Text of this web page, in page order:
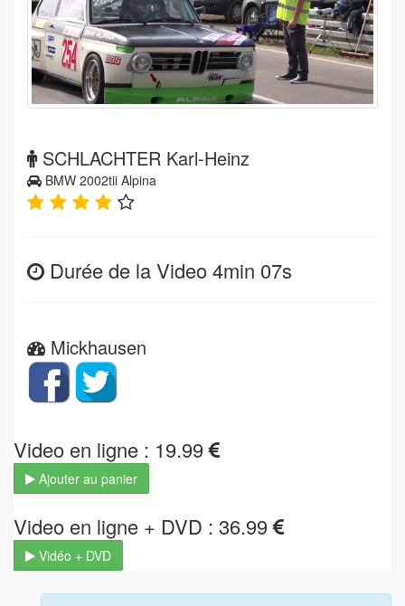
SCHLACHTER Karl-Heinz
BMW 2002tii Alpina
Durée de la Video 4min 07s
Mickhausen
Video en ligne : 19.99
Ajouter au panier
Video en ligne + DVD : 36.99
Vidéo + DVD